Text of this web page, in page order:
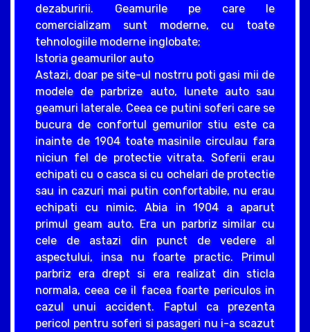
dezaburirii. Geamurile pe care le
comercializam sunt moderne, cu toate
tehnologiile moderne inglobate;
Istoria geamurilor auto
Astazi, doar pe site-ul nostrru poti gasi mii de
modele de parbrize auto, lunete auto sau
geamuri laterale. Ceea ce putini soferi care se
bucura de confortul gemurilor stiu este ca
inainte de 1904 toate masinile circulau fara
niciun fel de protectie vitrata. Soferii erau
echipati cu o casca si cu ochelari de protectie
sau in cazuri mai putin confortabile, nu erau
echipati cu nimic. Abia in 1904 a aparut
primul geam auto. Era un parbriz similar cu
cele de astazi din punct de vedere al
aspectului, insa nu foarte practic. Primul
parbriz era drept si era realizat din sticla
normala, ceea ce il facea foarte periculos in
cazul unui accident. Faptul ca prezenta
pericol pentru soferi si pasageri nu i-a scazut